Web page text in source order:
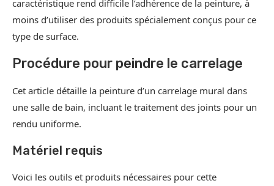
caractéristique rend difficile l’adhérence de la peinture, à
moins d’utiliser des produits spécialement conçus pour ce
type de surface.
Procédure pour peindre le carrelage
Cet article détaille la peinture d’un carrelage mural dans
une salle de bain, incluant le traitement des joints pour un
rendu uniforme.
Matériel requis
Voici les outils et produits nécessaires pour cette